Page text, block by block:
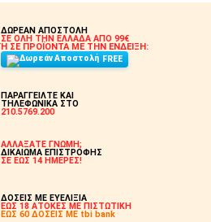
ΔΩΡΕΑΝ ΑΠΟΣΤΟΛΗ
ΣΕ ΟΛΗ ΤΗΝ ΕΛΛΑΔΑ ΑΠΟ 99€
Ή ΣΕ ΠΡΟΪΟΝΤΑ ΜΕ ΤΗΝ ΕΝΔΕΙΞΗ:
FREE
ΠΑΡΑΓΓΕΙΛΤΕ ΚΑΙ
ΤΗΛΕΦΩΝΙΚΑ ΣΤΟ
210.5769.200
ΑΛΛΑΞΑΤΕ ΓΝΩΜΗ;
ΔΙΚΑΙΩΜΑ ΕΠΙΣΤΡΟΦΗΣ
ΣΕ ΕΩΣ 14 ΗΜΕΡΕΣ!
ΔΟΣΕΙΣ ΜΕ ΕΥΕΛΙΞΙΑ
ΕΩΣ 18 ΑΤΟΚΕΣ ΜΕ ΠΙΣΤΩΤΙΚΗ
ΕΩΣ 60 ΔΟΣΕΙΣ ΜΕ tbi bank